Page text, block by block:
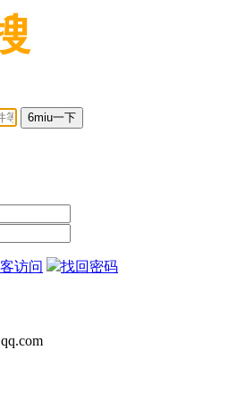
6miu一下
访问 找回密码